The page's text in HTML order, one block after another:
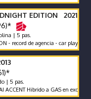
EDITION 2021
| 5 pas.
de agencia - car play - poco
| 5 pas.
Hibrido a GAS en excelente